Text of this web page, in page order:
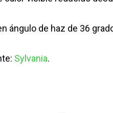
ángulo de haz de 36
Sylvania.